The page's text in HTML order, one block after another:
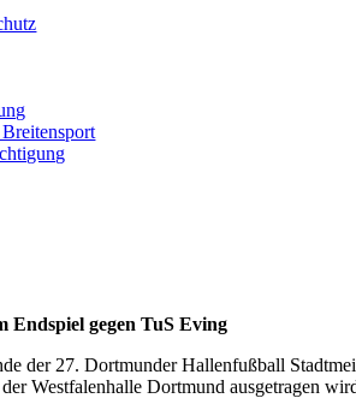
Endspiel gegen TuS Eving
der 27. Dortmunder Hallenfußball
Westfalenhalle Dortmund ausgetragen